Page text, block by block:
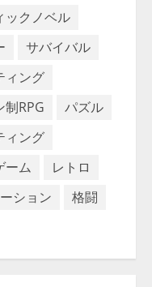
ックノベル
サバイバル
ィング
制RPG
パズル
ィング
ーム
レトロ
ション
格闘